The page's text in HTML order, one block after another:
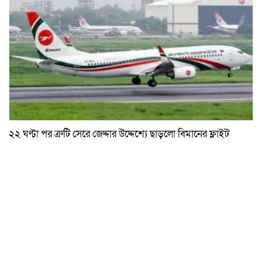
২২ ঘণ্টা পর ত্রুটি সেরে জেদ্দার উদ্দেশ্যে ছাড়লো বিমানের ফ্লাইট